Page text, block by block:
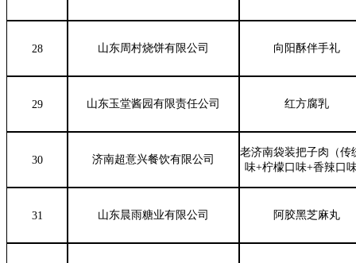
28 山东周村烧饼有限公司 向阳酥伴手礼
29 山东玉堂酱园有限责任公司 红方腐乳
30 济南超意兴餐饮有限公司
老济南袋装把子肉（传
味+柠檬口味+香辣口
31 山东晨雨糖业有限公司 阿胶黑芝麻丸